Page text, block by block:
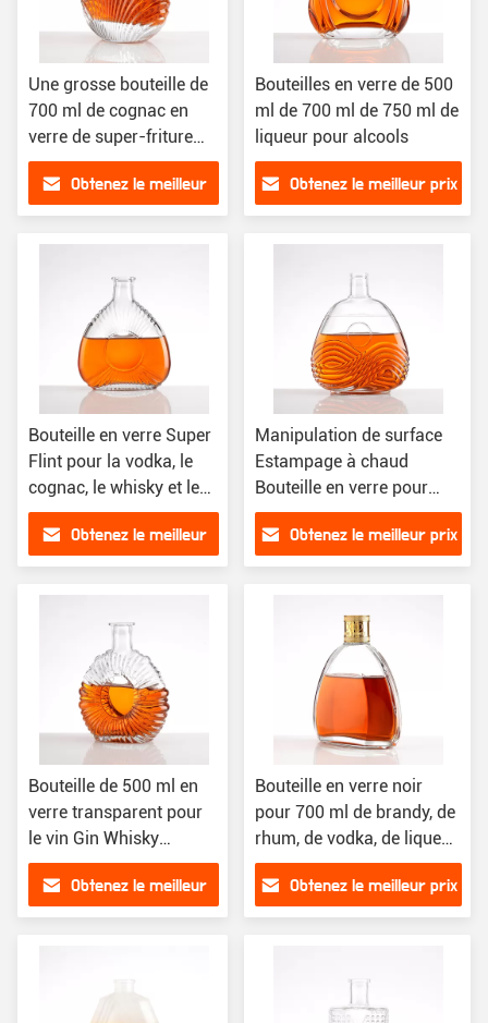
Une grosse bouteille de
700 ml de cognac en
verre de super-friture
pour le whisky sur
mesure Gin Rum Vodka
Obtenez le meilleur
Bouteilles en verre de 500
ml de 700 ml de 750 ml de
liqueur pour alcools
Obtenez le meilleur prix
Bouteille en verre Super
Flint pour la vodka, le
cognac, le whisky et le
rhum
Obtenez le meilleur
Manipulation de surface
Estampage à chaud
Bouteille en verre pour
whisky Gin Vodka 700 ml
Obtenez le meilleur prix
Bouteille de 500 ml en
verre transparent pour
le vin Gin Whisky
Tequila Liquor Vodka
avec couvercle
Obtenez le meilleur
Bouteille en verre noir
pour 700 ml de brandy, de
rhum, de vodka, de liqueur
et 750 ml de bouteille en
verreObtenez le meilleur prix